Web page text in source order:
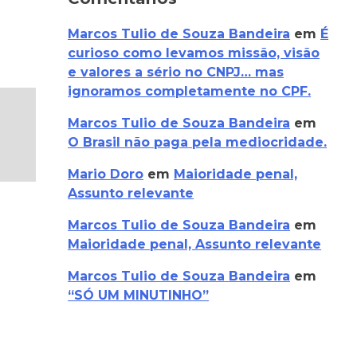
Marcos Tulio de Souza Bandeira em É
curioso como levamos missão, visão
e valores a sério no CNPJ… mas
ignoramos completamente no CPF.
Marcos Tulio de Souza Bandeira em
O Brasil não paga pela mediocridade.
Mario Doro em Maioridade penal,
Assunto relevante
Marcos Tulio de Souza Bandeira em
Maioridade penal, Assunto relevante
Marcos Tulio de Souza Bandeira em
“SÓ UM MINUTINHO”